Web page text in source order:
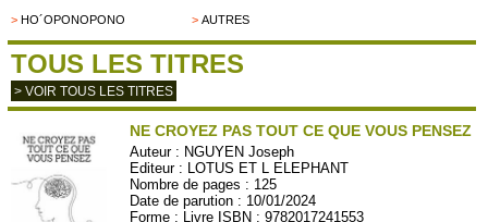
> HO´OPONOPONO >AUTRES
TOUS LES TITRES
> VOIR TOUS LES TITRES
NE CROYEZ PAS TOUT CE QUE VOUS PENSEZ
Auteur : NGUYEN Joseph
Editeur : LOTUS ET L ELEPHANT
Nombre de pages : 125
Date de parution : 10/01/2024
Forme : Livre ISBN : 9782017241553